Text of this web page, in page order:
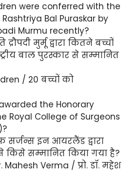
were conferred with the
Bal Puraskar by
Murmu recently?
द्रौपदी मुर्मू द्वारा कितने बच्चों
बाल पुरस्कार से सम्मानित
/ 20 बच्चों को
the Honorary
Royal College of Surgeons
इन आयरलैंड द्वारा
किसे सम्मानित किया गया है?
Mahesh Verma / प्रो. डॉ. महेश